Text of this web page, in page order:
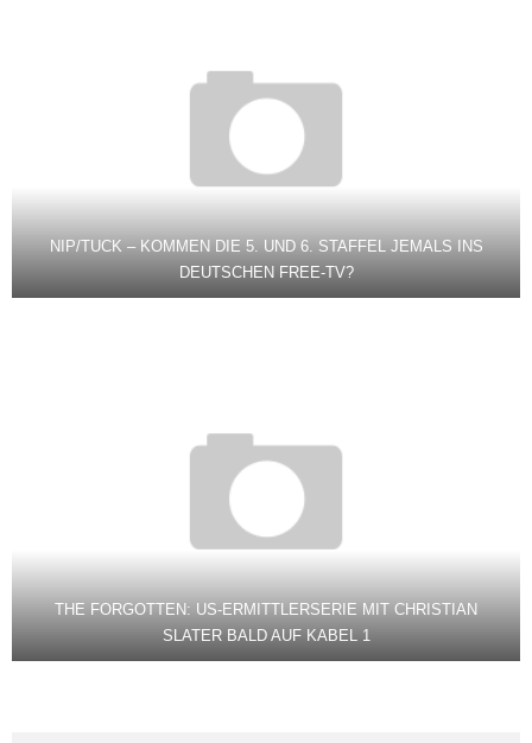
NIP/TUCK – KOMMEN DIE 5. UND 6. STAFFEL JEMALS INS
DEUTSCHEN FREE-TV?
THE FORGOTTEN: US-ERMITTLERSERIE MIT CHRISTIAN
SLATER BALD AUF KABEL 1